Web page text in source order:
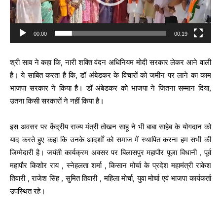
l
a
r
00:00 00:19
श्री साव ने कहा कि, नारी शक्ति वंदन अधिनियम मोदी सरकार लेकर आने वाली
है। ये साबित करता है कि, डॉ अंबेडकर के विचारों को जमीन पर लाने का काम
भाजपा सरकार ने किया है। डॉ अंबेडकर को भाजपा ने जितना सम्मान दिया,
उतना किसी सरकारों ने नहीं किया है।
इस अवसर पर केंद्रीय राज्य मंत्री तोखन साहू ने भी बाबा साहेब के योगदान को
याद करते हुए कहा कि उनके आदर्शों को समाज में स्थापित करना हम सभी की
जिम्मेदारी है। जयंती कार्यक्रम अवसर पर बिलासपुर महापौर पूजा विधानी , पूर्व
महापौर किशोर राय , स्नेहलता शर्मा , किसान मोर्चा के प्रदेश महामंत्री राकेश
तिवारी , राजेश सिंह , सुमित तिवारी , महिला मोर्चा, युवा मोर्चा एवं भाजपा कार्यकर्ता
उपस्थित रहे।